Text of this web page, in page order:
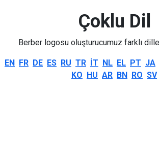
Çoklu Dil
Berber logosu oluşturucumuz farklı
EN FR DE ES RU TR IT NL EL PT JA
KO HU AR BN RO SV